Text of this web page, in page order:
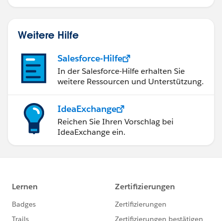
Weitere Hilfe
Salesforce-Hilfe
In der Salesforce-Hilfe erhalten Sie
weitere Ressourcen und Unterstützung.
IdeaExchange
Reichen Sie Ihren Vorschlag bei
IdeaExchange ein.